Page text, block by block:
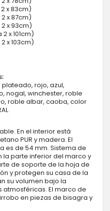
x 83cm)
x 87cm)
x 93cm)
x 101cm)
x 103cm)
rojo, azul,
nogal, winchester, roble
roble albar, caoba, color
En el interior está
PUR y madera. El
es de 54 mm. Sistema de
la parte inferior del marco y
de soporte de la hoja de
y protegen su casa de la
su volumen bajo la
El marco de
en piezas de bisagra y